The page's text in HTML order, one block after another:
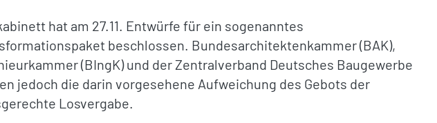
hat am 27.11. Entwürfe für ein sogenanntes
beschlossen. Bundesarchitektenkammer (BAK),
(BIngK) und der Zentralverband Deutsches Baugewerbe
jedoch die darin vorgesehene Aufweichung des Gebots der
Losvergabe.